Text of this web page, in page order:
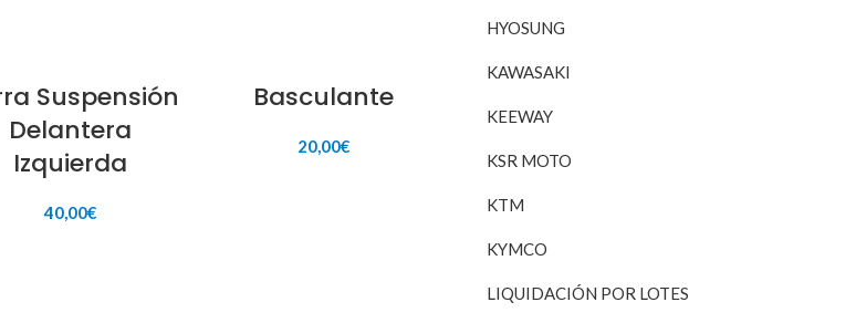
HYOSUNG
KAWASAKI
KEEWAY
KSR MOTO
KTM
KYMCO
LIQUIDACIÓN POR LOTES
Suspensión
Delantera
Izquierda
40,00€
Basculante
20,00€